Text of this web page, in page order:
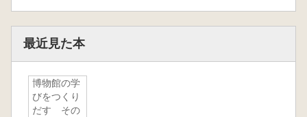
最近見た本
博物館の学
びをつくり
だす その